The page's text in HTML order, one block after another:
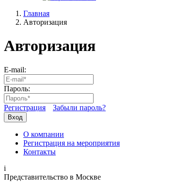
Главная
Авторизация
Авторизация
E-mail:
Пароль:
Регистрация Забыли пароль?
Вход
О компании
Регистрация на мероприятия
Контакты
i
Представительство в Москве